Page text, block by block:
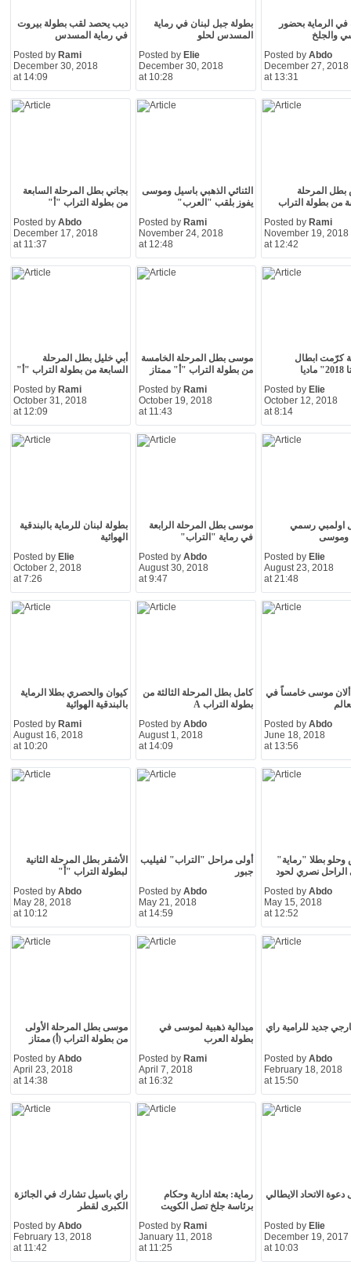
ديب يحصد لقب بطولة بيروت
في رماية المسدس
Posted by Rami
December 30, 2018
at 14:09
بطولة جبل لبنان في رماية
المسدس لحلو
Posted by Elie
December 30, 2018
at 10:28
الرماية بحضور
والجلخ
Posted by Abdo
December 27, 2018
at 13:31
بجاني بطل المرحلة السابعة
من بطولة التراب "أ"
Posted by Abdo
December 17, 2018
at 11:37
الثنائي الذهبي باسيل وموسى
يفوز بلقب "العرب"
Posted by Rami
November 24, 2018
at 12:48
المرحلة
من بطولة التراب
Posted by Rami
November 19, 2018
at 12:42
أبي خليل بطل المرحلة
السابعة من بطولة التراب "أ"
Posted by Rami
October 31, 2018
at 12:09
موسى بطل المرحلة الخامسة
من بطولة التراب "أ" ممتاز
Posted by Rami
October 19, 2018
at 11:43
كرّمت ابطال
Posted by Elie
October 12, 2018
at 8:14
بطولة لبنان للرماية بالبندقية
الهوائية
Posted by Elie
October 2, 2018
at 7:26
موسى بطل المرحلة الرابعة
في رماية "التراب"
Posted by Abdo
August 30, 2018
at 9:47
اولمبي رسمي
وموسى
Posted by Elie
August 23, 2018
at 21:48
كيوان والحصري بطلا الرماية
بالبندقية الهوائية
Posted by Rami
August 16, 2018
at 10:20
كامل بطل المرحلة الثالثة من
بطولة التراب A
Posted by Abdo
August 1, 2018
at 14:09
ألان موسى خامساً في
Posted by Abdo
June 18, 2018
at 13:56
الأشقر بطل المرحلة الثانية
لبطولة التراب "أ"
Posted by Abdo
May 28, 2018
at 10:12
أولى مراحل "التراب" لفيليب
جبور
Posted by Abdo
May 21, 2018
at 14:59
وحلو بطلا "رماية"
الراحل نصري لحود
Posted by Abdo
May 15, 2018
at 12:52
موسى بطل المرحلة الأولى
من بطولة التراب (أ) ممتاز
Posted by Abdo
April 23, 2018
at 14:38
ميدالية ذهبية لموسى في
بطولة العرب
Posted by Rami
April 7, 2018
at 16:32
جديد للرامية راي
Posted by Abdo
February 18, 2018
at 15:50
راي باسيل تشارك في الجائزة
الكبرى لقطر
Posted by Abdo
February 13, 2018
at 11:42
رماية: بعثة ادارية وحكام
برئاسة جلخ تصل الكويت
Posted by Rami
January 11, 2018
at 11:25
الاتحاد الايطالي
Posted by Elie
December 19, 2017
at 10:03